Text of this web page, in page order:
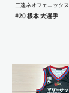
三遠ネオフェニックス
#20 根本 大選手